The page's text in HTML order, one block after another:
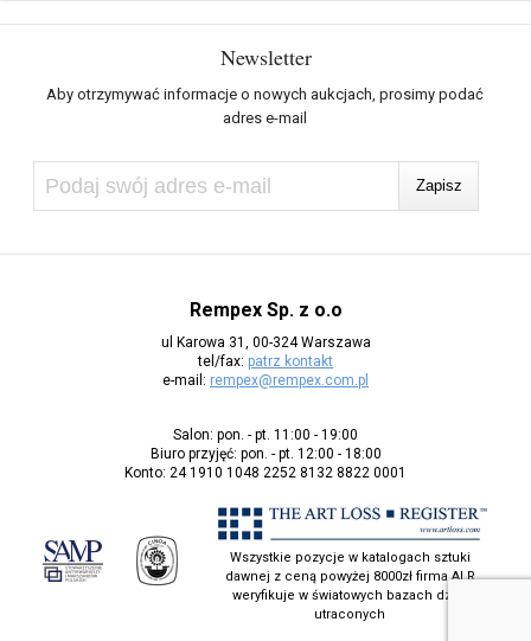
Newsletter
Aby otrzymywać informacje o nowych aukcjach, prosimy podać
adres e-mail
Rempex Sp. z o.o
ul Karowa 31, 00-324 Warszawa
tel/fax: patrz kontakt
e-mail: rempex@rempex.com.pl
Salon: pon. - pt. 11:00 - 19:00
Biuro przyjęć: pon. - pt. 12:00 - 18:00
Konto: 24 1910 1048 2252 8132 8822 0001
Wszystkie pozycje w katalogach sztuki
dawnej z ceną powyżej 8000zł firma ALR
weryfikuje w światowych bazach dzieł
utraconych